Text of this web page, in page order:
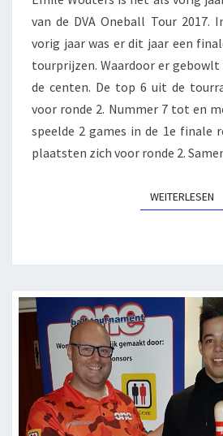
van de DVA Oneball Tour
vorig jaar was er dit jaar een
tourprijzen. Waardoor er
de centen. De top 6 uit de
voor ronde 2. Nummer 7 tot en
speelde 2 games in de 1e finale
plaatsten zich voor ronde 2.
WEITERLESEN